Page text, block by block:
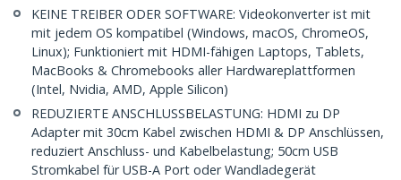
KEINE TREIBER ODER SOFTWARE: Videokonverter ist mit
mit jedem OS kompatibel (Windows, macOS, ChromeOS,
Linux); Funktioniert mit HDMI-fähigen Laptops, Tablets,
MacBooks & Chromebooks aller Hardwareplattformen
(Intel, Nvidia, AMD, Apple Silicon)
REDUZIERTE ANSCHLUSSBELASTUNG: HDMI zu DP
Adapter mit 30cm Kabel zwischen HDMI & DP Anschlüssen,
reduziert Anschluss- und Kabelbelastung; 50cm USB
Stromkabel für USB-A Port oder Wandladegerät